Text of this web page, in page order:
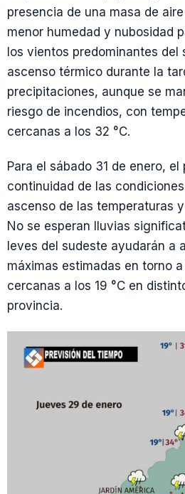
presencia de una masa de
menor humedad y nubosidad
los vientos predominantes del
ascenso térmico durante la
precipitaciones, aunque se
riesgo de incendios, con
cercanas a los 32 °C.
Para el sábado 31 de enero,
continuidad de las
ascenso de las temperaturas
No se esperan lluvias
leves del sudeste ayudarán a
máximas estimadas en torno
cercanas a los 19 °C en
provincia.